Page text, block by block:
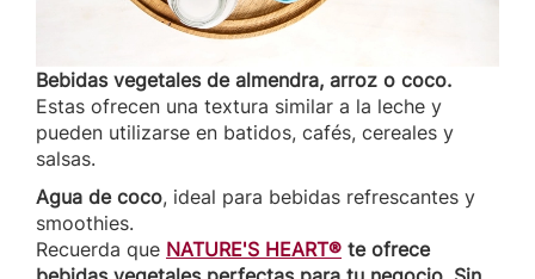
Bebidas vegetales de almendra, arroz o coco.
Estas ofrecen una textura similar a la leche y
pueden utilizarse en batidos, cafés, cereales y
salsas.
Agua de coco, ideal para bebidas refrescantes y
smoothies.
Recuerda que NATURE'S HEART® te ofrece